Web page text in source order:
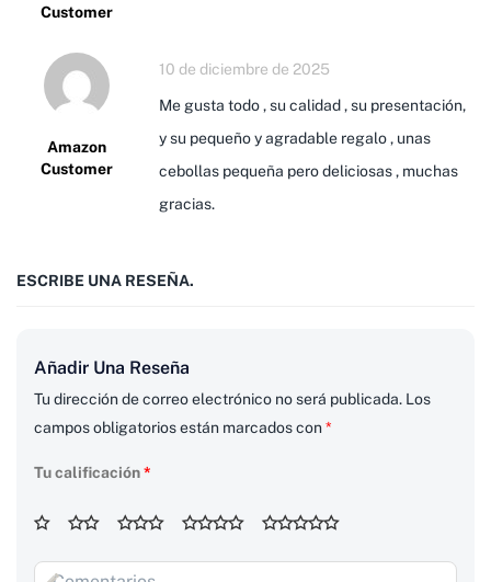
Customer
Amazon
Customer
10 de diciembre de 2025
Me gusta todo , su calidad , su presentación,
y su pequeño y agradable regalo , unas
cebollas pequeña pero deliciosas , muchas
gracias.
ESCRIBE UNA RESEÑA.
Añadir Una Reseña
Tu dirección de correo electrónico no será publicada. Los
campos obligatorios están marcados con*
Tu calificación*